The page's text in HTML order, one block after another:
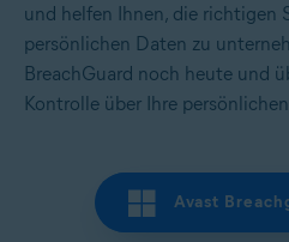
und helfen Ihnen, die richtigen
persönlichen Daten zu
BreachGuard noch heute und
Kontrolle über Ihre
Avast